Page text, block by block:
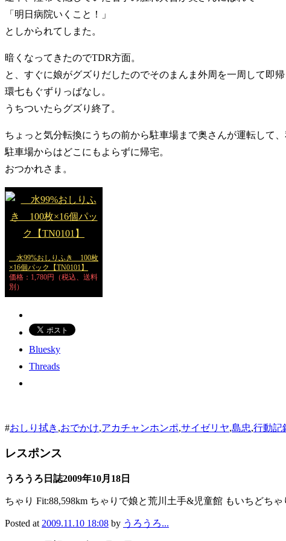
「明日病院いくこと！」
としかられてしまた。
暗くなってきたのでTDR方面。
と、すぐに娘がグズりだしたのでそのまんま外周を一周して即帰
環七もぐずりっぱなし。
うちついたらグズり終了。
ちょっと気分転換にうちの前から駐車場まで奥さんが運転して
駐車場からはどこにもよらずに帰宅。
おつかれさま。
水99%おしりふき 100枚
×16個パック【TN0101】
価格：1,780円（税込、送料
別）
Bluesky
Threads
#おしり拭き ,おでかけ,アカチャンホンポ,サイゼリヤ,島忠,行動記
レスポンス
うろうろ日誌2009年10月18日
ちゃり Fit:88,598km ちゃりで娘と荒川土手&児童館 もいちどち
Posted at 2009.11.10 18:08 by うろうろ...